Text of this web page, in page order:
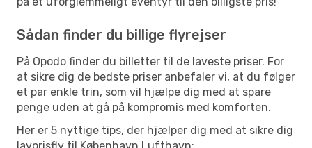
Sådan finder du billige flyrejser
På Opodo finder du billetter til de laveste priser. For
at sikre dig de bedste priser anbefaler vi, at du følger
et par enkle trin, som vil hjælpe dig med at spare
penge uden at gå på kompromis med komforten.
Her er 5 nyttige tips, der hjælper dig med at sikre dig